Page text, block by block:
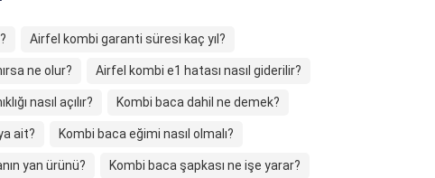
Airfel kombi garanti süresi kaç yıl?
ne olur? Airfel kombi e1 hatası nasıl giderilir?
nasıl açılır? Kombi baca dahil ne demek?
ait? Kombi baca eğimi nasıl olmalı?
yan ürünü? Kombi baca şapkası ne işe yarar?